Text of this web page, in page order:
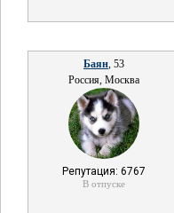
Баян, 53
Россия, Москва
Репутация: 6767
В отпуске